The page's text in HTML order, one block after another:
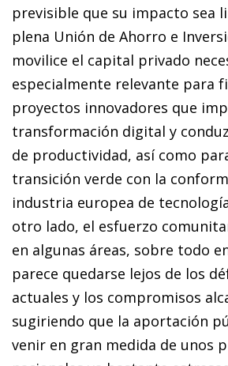
previsible que su impacto sea
plena Unión de Ahorro e
movilice el capital privado
especialmente relevante para
proyectos innovadores que
transformación digital y
de productividad, así como
transición verde con la
industria europea de
otro lado, el esfuerzo
en algunas áreas, sobre todo
parece quedarse lejos de los
actuales y los compromisos
sugiriendo que la aportación
venir en gran medida de unos